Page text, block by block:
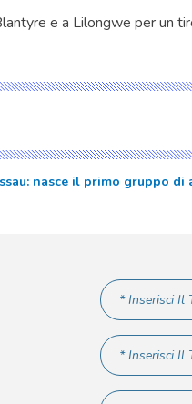
e a Lilongwe per un
nasce il primo gruppo di